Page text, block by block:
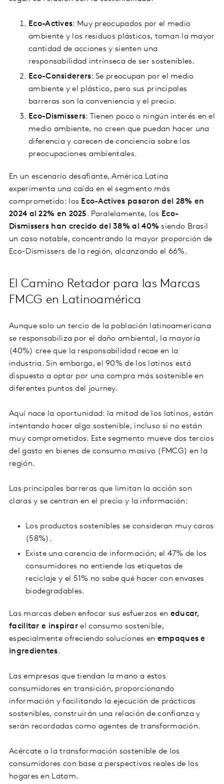
Eco-Actives: Muy preocupados por el medio
ambiente y los residuos plásticos, toman la mayor
cantidad de acciones y sienten una
responsabilidad intrínseca de ser sostenibles.
Eco-Considerers: Se preocupan por el medio
ambiente y el plástico, pero sus principales
barreras son la conveniencia y el precio.
Eco-Dismissers: Tienen poco o ningún interés en el
medio ambiente, no creen que puedan hacer una
diferencia y carecen de conciencia sobre las
preocupaciones ambientales.
En un escenario desafiante, América Latina
experimenta una caída en el segmento más
comprometido: los Eco-Actives pasaron del 28% en
2024 al 22% en 2025. Paralelamente, los Eco-
Dismissers han crecido del 38% al 40% siendo Brasil
un caso notable, concentrando la mayor proporción de
Eco-Dismissers de la región, alcanzando el 66%.
El Camino Retador para las Marcas
FMCG en Latinoamérica
Aunque solo un tercio de la población latinoamericana
se responsabiliza por el daño ambiental, la mayoría
(40%) cree que la responsabilidad recae en la
industria. Sin embargo, el 90% de los latinos está
dispuesto a optar por una compra más sostenible en
diferentes puntos del journey.
Aquí nace la oportunidad: la mitad de los latinos, están
intentando hacer algo sostenible, incluso si no están
muy comprometidos. Este segmento mueve dos tercios
del gasto en bienes de consumo masivo (FMCG) en la
región.
Las principales barreras que limitan la acción son
claras y se centran en el precio y la información:
Los productos sostenibles se consideran muy caros
(58%).
Existe una carencia de información; el 47% de los
consumidores no entiende las etiquetas de
reciclaje y el 51% no sabe qué hacer con envases
biodegradables.
Las marcas deben enfocar sus esfuerzos en educar,
facilitar e inspirar el consumo sostenible,
especialmente ofreciendo soluciones en empaques e
ingredientes.
Las empresas que tiendan la mano a estos
consumidores en transición, proporcionando
información y facilitando la ejecución de prácticas
sostenibles, construirán una relación de confianza y
serán recordadas como agentes de transformación.
Acércate a la transformación sostenible de los
consumidores con base a perspectivas reales de los
hogares en Latam.